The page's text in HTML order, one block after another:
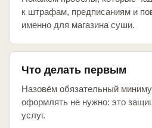
к штрафам, предписаниям и
именно для магазина суши.
Что делать первым
Назовём обязательный
оформлять не нужно: это
услуг.